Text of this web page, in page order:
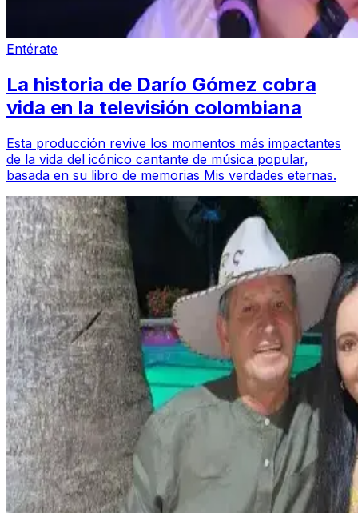
Entérate
La historia de Darío Gómez cobra
vida en la televisión colombiana
Esta producción revive los momentos más impactantes
de la vida del icónico cantante de música popular,
basada en su libro de memorias Mis verdades eternas.